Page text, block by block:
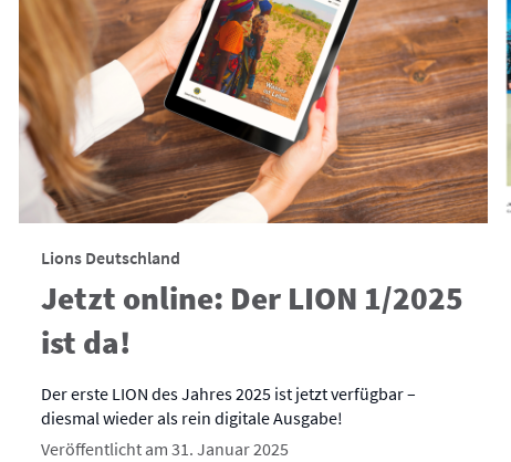
Lions Deutschland
Jetzt online: Der LION 1/2025
ist da!
Der erste LION des Jahres 2025 ist jetzt verfügbar –
diesmal wieder als rein digitale Ausgabe!
Veröffentlicht am 31. Januar 2025